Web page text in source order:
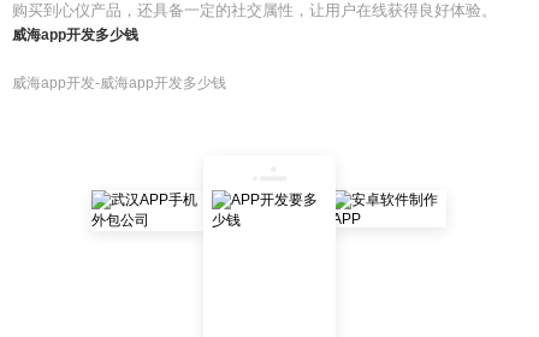
购买到心仪产品，还具备一定的社交属性，让用户在线获得良好体验。
威海app开发多少钱
威海app开发-威海app开发多少钱